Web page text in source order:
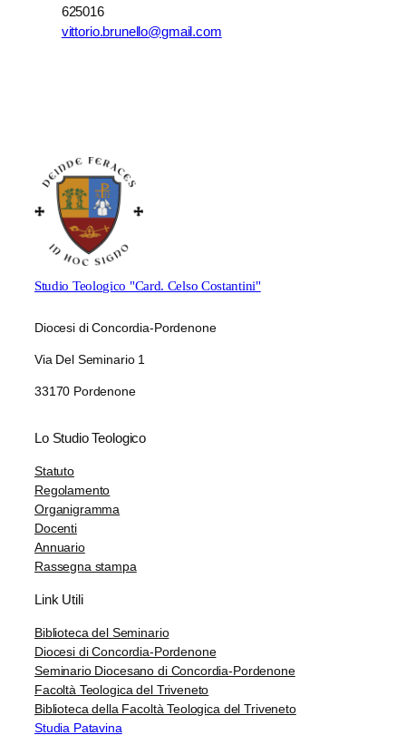
625016
vittorio.brunello@gmail.com
Studio Teologico "Card. Celso Costantini"
Diocesi di Concordia-Pordenone
Via Del Seminario 1
33170 Pordenone
Lo Studio Teologico
Statuto
Regolamento
Organigramma
Docenti
Annuario
Rassegna stampa
Link Utili
Biblioteca del Seminario
Diocesi di Concordia-Pordenone
Seminario Diocesano di Concordia-Pordenone
Facoltà Teologica del Triveneto
Biblioteca della Facoltà Teologica del Triveneto
Studia Patavina